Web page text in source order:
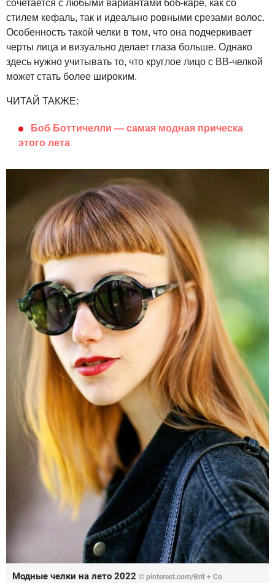
сочетается с любыми вариантами боб-каре, как со
стилем кефаль, так и идеально ровными срезами волос.
Особенность такой челки в том, что она подчеркивает
черты лица и визуально делает глаза больше. Однако
здесь нужно учитывать то, что круглое лицо с ВВ-челкой
может стать более широким.
ЧИТАЙ ТАКЖЕ:
Боб Боттичелли — самая модная прическа
этого лета
Модные челки на лето 2022 © pinterest.com/Brit + Co